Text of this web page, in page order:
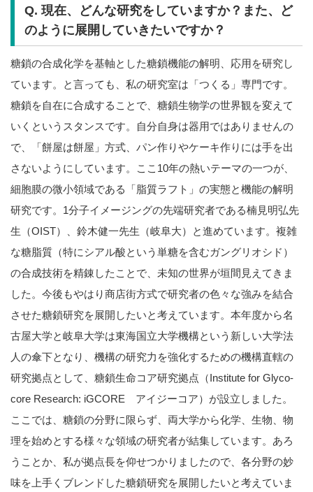
Q. 現在、どんな研究をしていますか？また、ど
のように展開していきたいですか？
糖鎖の合成化学を基軸とした糖鎖機能の解明、応用を研究し
ています。と言っても、私の研究室は「つくる」専門です。
糖鎖を自在に合成することで、糖鎖生物学の世界観を変えて
いくというスタンスです。自分自身は器用ではありませんの
で、「餅屋は餅屋」方式、パン作りやケーキ作りには手を出
さないようにしています。ここ10年の熱いテーマの一つが、
細胞膜の微小領域である「脂質ラフト」の実態と機能の解明
研究です。1分子イメージングの先端研究者である楠見明弘先
生（OIST）、鈴木健一先生（岐阜大）と進めています。複雑
な糖脂質（特にシアル酸という単糖を含むガングリオシド）
の合成技術を精錬したことで、未知の世界が垣間見えてきま
した。今後もやはり商店街方式で研究者の色々な強みを結合
させた糖鎖研究を展開したいと考えています。本年度から名
古屋大学と岐阜大学は東海国立大学機構という新しい大学法
人の傘下となり、機構の研究力を強化するための機構直轄の
研究拠点として、糖鎖生命コア研究拠点（Institute for Glyco-
core Research: iGCORE アイジーコア）が設立しました。
ここでは、糖鎖の分野に限らず、両大学から化学、生物、物
理を始めとする様々な領域の研究者が結集しています。あろ
うことか、私が拠点長を仰せつかりましたので、各分野の妙
味を上手くブレンドした糖鎖研究を展開したいと考えていま